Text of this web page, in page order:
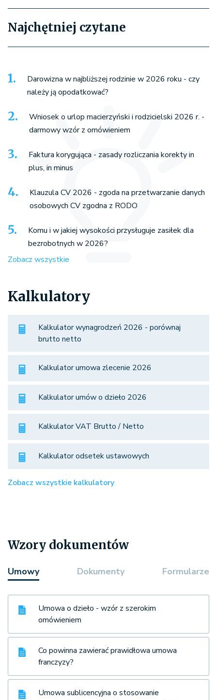
Najchętniej czytane
Darowizna w najbliższej rodzinie w 2026 roku - czy
należy ją opodatkować?
Wniosek o urlop macierzyński i rodzicielski 2026 r. -
darmowy wzór z omówieniem
Faktura korygująca - zasady rozliczania korekty in
plus, in minus
Klauzula CV 2026 - zgoda na przetwarzanie danych
osobowych CV zgodna z RODO
Komu i w jakiej wysokości przysługuje zasiłek dla
bezrobotnych w 2026?
Zobacz wszystkie
Kalkulatory
Kalkulator wynagrodzeń 2026 - porównaj
brutto netto
Kalkulator umowa zlecenie 2026
Kalkulator umów o dzieło 2026
Kalkulator VAT Brutto / Netto
Kalkulator odsetek ustawowych
Zobacz wszystkie kalkulatory
Wzory dokumentów
Umowy Dokumenty Formularze
Umowa o dzieło - wzór z szerokim
omówieniem
Co powinna zawierać prawidłowa umowa
franczyzy?
Umowa sublicencyjna o stosowanie